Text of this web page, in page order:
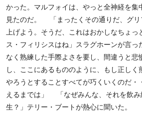
かった。マルフォイは、やっと全神経を集
見たのだ。 「まったくその通りだ、グリ
上げよう。そうだ、これはおかしなちょ
ス・フィリシスはね」スラグホーンが言っ
なく熟練した手際よさを要し、間違うと悲
し、ここにあるもののように、もし正しく
やろうとすることすべてが巧くいくのだ・
えるまでは」 「なぜみんな、それを飲み
生？」テリー・ブートが熱心に聞いた。